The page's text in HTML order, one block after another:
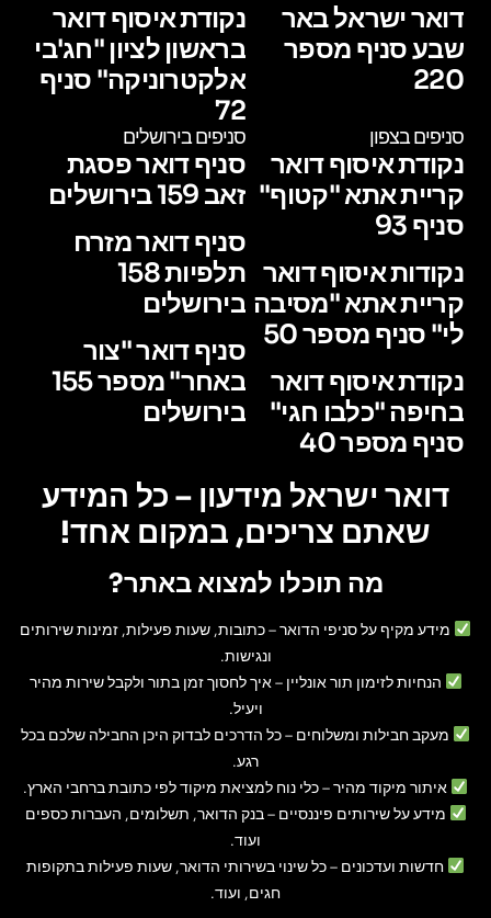
דואר ישראל באר
שבע סניף מספר
220
נקודת איסוף דואר
בראשון לציון "חג'בי
אלקטרוניקה" סניף
72
סניפים בצפון
נקודת איסוף דואר
קריית אתא "קטוף"
סניף 93
נקודות איסוף דואר
קריית אתא "מסיבה
לי" סניף מספר 50
נקודת איסוף דואר
בחיפה "כלבו חגי"
סניף מספר 40
סניפים בירושלים
סניף דואר פסגת
זאב 159 בירושלים
סניף דואר מזרח
תלפיות 158
בירושלים
סניף דואר "צור
באחר" מספר 155
בירושלים
דואר ישראל מידעון – כל המידע
שאתם צריכים, במקום אחד!
מה תוכלו למצוא באתר?
מידע מקיף על סניפי הדואר– כתובות, שעות פעילות, זמינות שירותים
ונגישות.
הנחיות לזימון תור אונליין – איך לחסוך זמן בתור ולקבל שירות מהיר
ויעיל.
מעקב חבילות ומשלוחים – כל הדרכים לבדוק היכן החבילה שלכם בכל
רגע.
איתור מיקוד מהיר– כלי נוח למציאת מיקוד לפי כתובת ברחבי הארץ.
מידע על שירותים פיננסיים – בנק הדואר, תשלומים, העברות כספים
ועוד.
חדשות ועדכונים – כל שינוי בשירותי הדואר, שעות פעילות בתקופות
חגים, ועוד.